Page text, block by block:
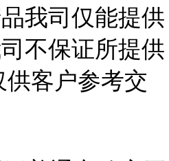
我司仅能提供
不保证所提供
客户参考交